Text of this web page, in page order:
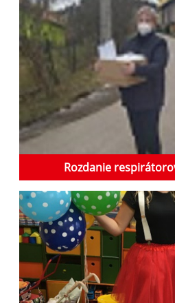
Rozdanie